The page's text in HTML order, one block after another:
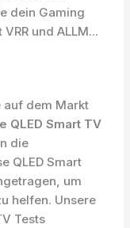
dein Gaming
und ALLM...
auf dem Markt
QLED Smart TV
die
QLED Smart
um
helfen. Unsere
Tests